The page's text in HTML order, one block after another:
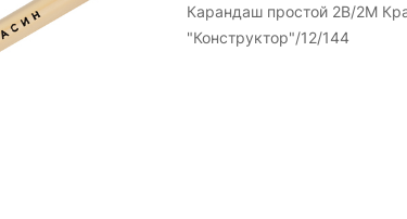
Карандаш простой 2B/2М
"Конструктор"/12/144